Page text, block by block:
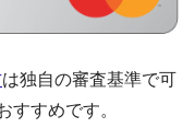
は独自の審査基準で可
すすめです。